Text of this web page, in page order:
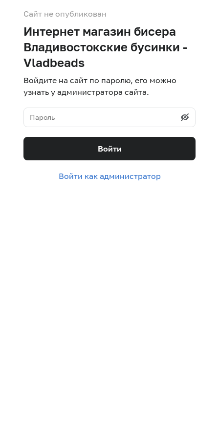
Сайт не опубликован
Интернет магазин бисера
Владивостокские бусинки -
Vladbeads
Войдите на сайт по паролю, его можно
узнать у администратора сайта.
Войти
Войти как администратор